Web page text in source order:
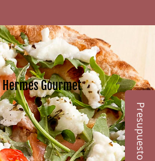
Hermes Gourmet
Presupuesto